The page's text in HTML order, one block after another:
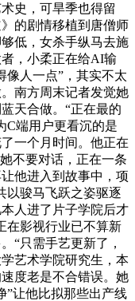
史，可旱季也得留
的剧情移植到唐僧师
低，女杀手纵马去施
，小柔正在给AI输
像人一点”，其实不太
南方周末记者发觉她
天合做。“正在最的
C端用户更看沉的是
一个月时间。他正在
不要对话，正在一条
他进入到故事中，项
以骏马飞跃之姿驱逐
人进了片子学院后才
在影视行业已不算新
“只需手艺更新了，
艺术学院研究生，本
度老是不合错误。她
”让他比拟那些出产线